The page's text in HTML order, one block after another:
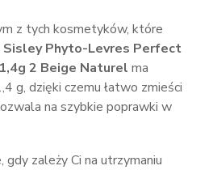
z tych kosmetyków, które
Sisley Phyto-Levres Perfect
2 Beige Naturel ma
g, dzięki czemu łatwo zmieści
na szybkie poprawki w
zależy Ci na utrzymaniu